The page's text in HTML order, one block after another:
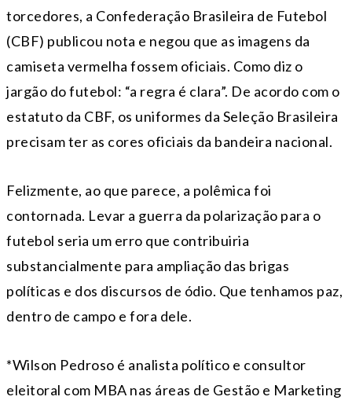
torcedores, a Confederação Brasileira de Futebol
(CBF) publicou nota e negou que as imagens da
camiseta vermelha fossem oficiais. Como diz o
jargão do futebol: “a regra é clara”. De acordo com o
estatuto da CBF, os uniformes da Seleção Brasileira
precisam ter as cores oficiais da bandeira nacional.
Felizmente, ao que parece, a polêmica foi
contornada. Levar a guerra da polarização para o
futebol seria um erro que contribuiria
substancialmente para ampliação das brigas
políticas e dos discursos de ódio. Que tenhamos paz,
dentro de campo e fora dele.
*Wilson Pedroso é analista político e consultor
eleitoral com MBA nas áreas de Gestão e Marketing